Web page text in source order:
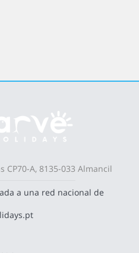
CP70-A, 8135-033 Almancil
a una red nacional de